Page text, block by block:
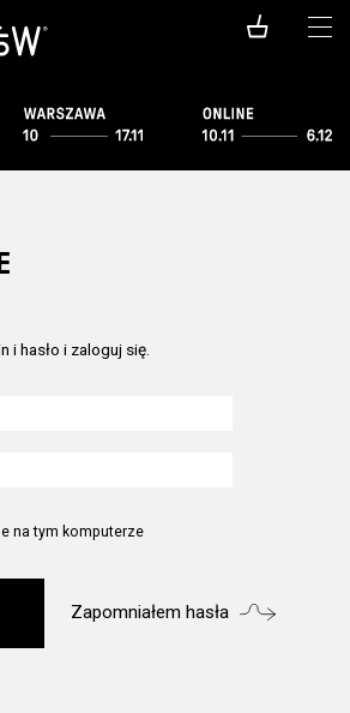
i hasło i zaloguj się.
na tym komputerze
Zapomniałem hasła